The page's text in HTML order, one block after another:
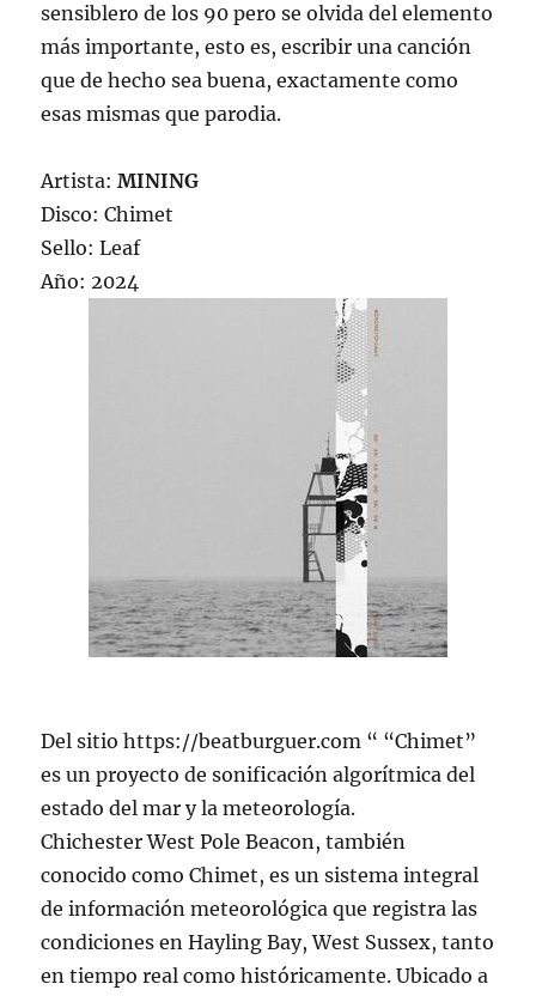
sensiblero de los 90 pero se olvida del elemento
más importante, esto es, escribir una canción
que de hecho sea buena, exactamente como
esas mismas que parodia.
Artista:MINING
Disco: Chimet
Sello: Leaf
Año: 2024
Del sitio https://beatburguer.com “ “Chimet”
es un proyecto de sonificación algorítmica del
estado del mar y la meteorología.
Chichester West Pole Beacon, también
conocido como Chimet, es un sistema integral
de información meteorológica que registra las
condiciones en Hayling Bay, West Sussex, tanto
en tiempo real como históricamente. Ubicado a